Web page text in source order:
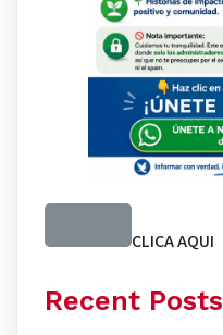
CLICA AQUI
Recent Posts